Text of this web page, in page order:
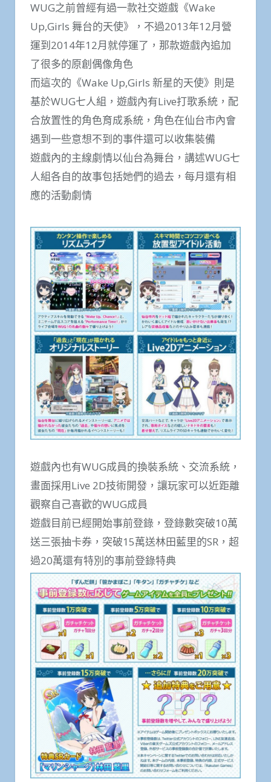
WUG之前曾經有過一款社交遊戲《Wake
Up,Girls 舞台的天使》，不過2013年12月營
運到2014年12月就停運了，那款遊戲內追加
了很多的原創偶像角色
而這次的《Wake Up,Girls 新星的天使》則是
基於WUG七人組，遊戲內有Live打歌系統，配
合放置性的角色育成系統，角色在仙台市內會
遇到一些意想不到的事件還可以收集裝備
遊戲內的主線劇情以仙台為舞台，講述WUG七
人組各自的故事包括她們的過去，每月還有相
應的活動劇情
遊戲內也有WUG成員的換裝系統、交流系統，
畫面採用Live 2D技術開發，讓玩家可以近距離
觀察自己喜歡的WUG成員
遊戲目前已經開始事前登錄，登錄數突破10萬
送三張抽卡券，突破15萬送林田藍里的SR，超
過20萬還有特別的事前登錄特典